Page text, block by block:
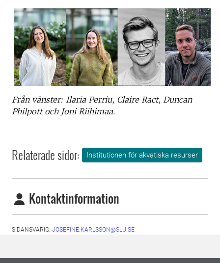
Från vänster: Ilaria Perriu, Claire Ract, Duncan
Philpott och Joni Riihimaa.
Relaterade sidor: Institutionen för akvatiska resurser
Kontaktinformation
SIDANSVARIG: JOSEFINE.KARLSSON@SLU.SE